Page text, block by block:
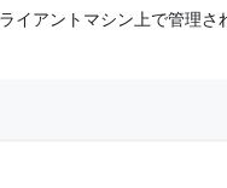
イアントマシン上で管理さ